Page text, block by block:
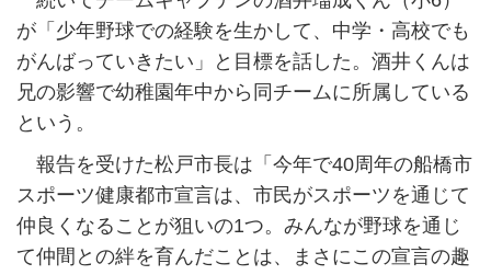
が「少年野球での経験を生かして、中学・高校でも
がんばっていきたい」と目標を話した。酒井くんは
兄の影響で幼稚園年中から同チームに所属している
という。
報告を受けた松戸市長は「今年で40周年の船橋市
スポーツ健康都市宣言は、市民がスポーツを通じて
仲良くなることが狙いの1つ。みんなが野球を通じ
て仲間との絆を育んだことは、まさにこの宣言の趣